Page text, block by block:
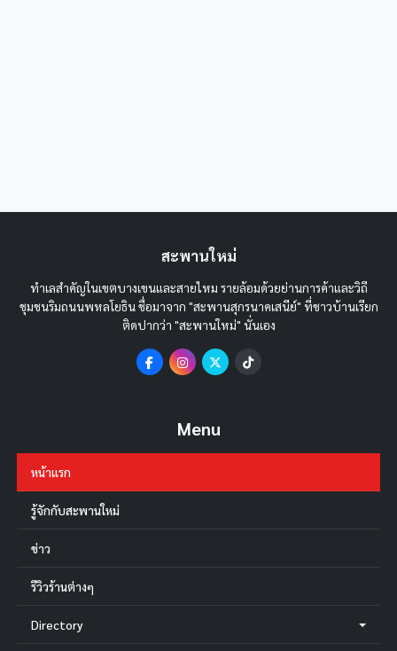
สะพานใหม่
ทำเลสำคัญในเขตบางเขนและสายไหม รายล้อมด้วยย่านการค้าและวิถี
ชุมชนริมถนนพหลโยธิน ชื่อมาจาก "สะพานสุกรนาคเสนีย์" ที่ชาวบ้านเรียก
ติดปากว่า "สะพานใหม่" นั่นเอง
Menu
หน้าแรก
รู้จักกับสะพานใหม่
ข่าว
รีวิวร้านต่างๆ
Directory